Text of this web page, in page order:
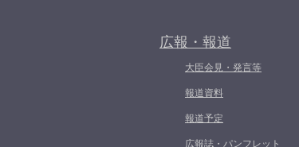
広報・報道
大臣会見・発言等
報道資料
報道予定
広報誌・パンフレット